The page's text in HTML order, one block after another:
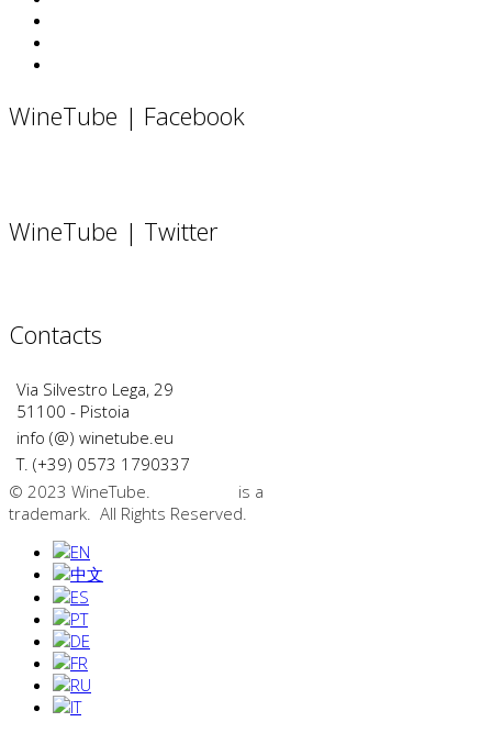
WineTube | Facebook
WineTube | Twitter
Contacts
Via Silvestro Lega, 29
51100 - Pistoia
info (@) winetube.eu
T. (+39) 0573 1790337
© 2023 WineTube.
is a
trademark. All Rights Reserved.